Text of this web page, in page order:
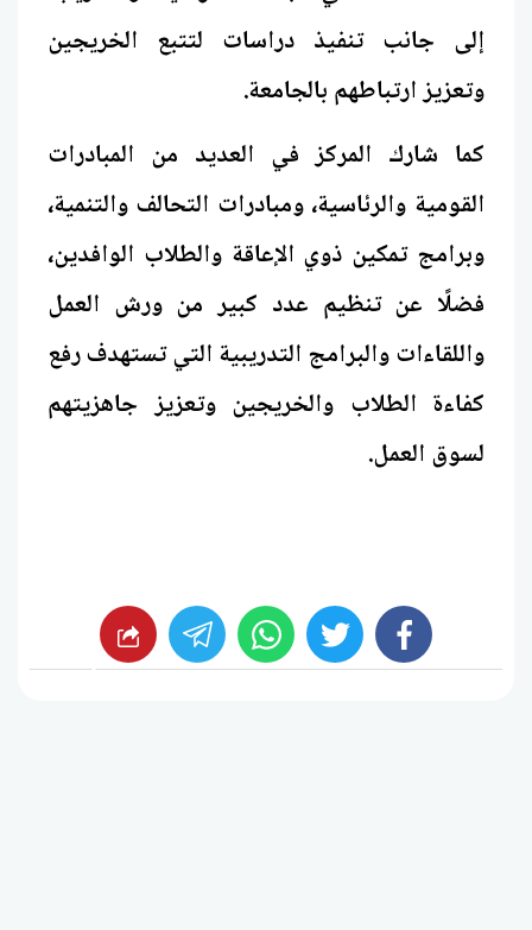
إلى جانب تنفيذ دراسات لتتبع الخريجين
وتعزيز ارتباطهم بالجامعة.
كما شارك المركز في العديد من المبادرات
القومية والرئاسية، ومبادرات التحالف والتنمية،
وبرامج تمكين ذوي الإعاقة والطلاب الوافدين،
فضلًا عن تنظيم عدد كبير من ورش العمل
واللقاءات والبرامج التدريبية التي تستهدف رفع
كفاءة الطلاب والخريجين وتعزيز جاهزيتهم
لسوق العمل.
facebook
twitter
whats شارك